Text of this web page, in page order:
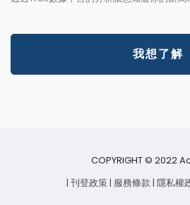
我想了解
COPYRIGHT © 2022
| 刊登政策| 服務條款 | 隱私權